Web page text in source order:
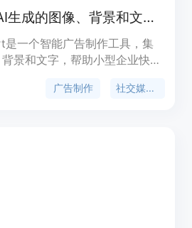
快速轻松地使用AI生成的图像、背景和文字创建社交媒体广告
一个智能广告制作工具，集
景和文字，帮助小型企业快速
制化的广告解决方案。
广告制作 社交媒体广告